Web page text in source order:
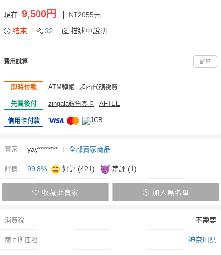
現在 9,500円 NT2055元
結束 32 描述中說明
費用試算 試算
即時付款 ATM轉帳 超商代碼繳費
先買後付 zingala銀角零卡 AFTEE
信用卡付款
賣家 yay******** 全部賣家商品
評價 99.8% 好評 (421) 差評 (1)
收藏此賣家 加入黑名單
消費稅 不需要
商品所在地 神奈川県